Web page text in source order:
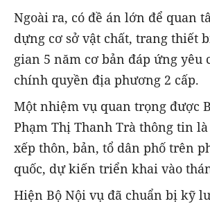
Ngoài ra, có đề án lớn để quan
dựng cơ sở vật chất, trang thiết
gian 5 năm cơ bản đáp ứng yêu
chính quyền địa phương 2 cấp.
Một nhiệm vụ quan trọng được
Phạm Thị Thanh Trà thông tin là
xếp thôn, bản, tổ dân phố trên
quốc, dự kiến triển khai vào
Hiện Bộ Nội vụ đã chuẩn bị kỹ